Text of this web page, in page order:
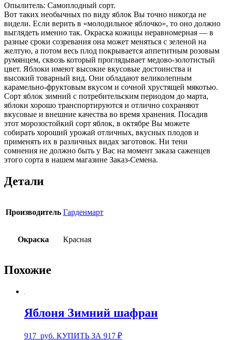
Опылитель: Самоплодный сорт.
Вот таких необычных по виду яблок Вы точно никогда не
видели. Если верить в «молодильное яблочко», то оно должно
выглядеть именно так. Окраска кожицы неравномерная — в
разные сроки созревания она может меняться с зеленой на
желтую, а потом весь плод покрывается аппетитным розовым
румянцем, сквозь который проглядывает медово-золотистый
цвет. Яблоки имеют высокие вкусовые достоинства и
высокий товарный вид. Они обладают великолепным
карамельно-фруктовым вкусом и сочной хрустящей мякотью.
Сорт яблок зимний с потребительским периодом до марта,
яблоки хорошо транспортируются и отлично сохраняют
вкусовые и внешние качества во время хранения. Посадив
этот морозостойкий сорт яблок, в октябре Вы можете
собирать хороший урожай отличных, вкусных плодов и
применять их в различных видах заготовок. Ни тени
сомнения не должно быть у Вас на момент заказа саженцев
этого сорта в нашем магазине Заказ-Семена.
Детали
Производитель Гарденмарт
Окраска Красная
Похожие
Яблоня Зимний шафран
917 руб. КУПИТЬ ЗА 917 ₽